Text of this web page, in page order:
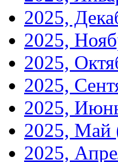
2025,
2025,
2025,
2025,
2025,
2025, Май
2025,